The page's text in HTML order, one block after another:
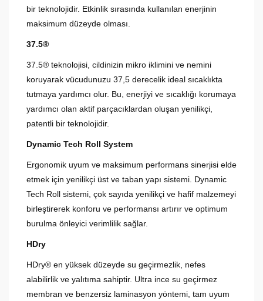
bir teknolojidir. Etkinlik sırasında kullanılan enerjinin
maksimum düzeyde olması.
37.5®
37.5® teknolojisi, cildinizin mikro iklimini ve nemini
koruyarak vücudunuzu 37,5 derecelik ideal sıcaklıkta
tutmaya yardımcı olur. Bu, enerjiyi ve sıcaklığı korumaya
yardımcı olan aktif parçacıklardan oluşan yenilikçi,
patentli bir teknolojidir.
Dynamic Tech Roll System
Ergonomik uyum ve maksimum performans sinerjisi elde
etmek için yenilikçi üst ve taban yapı sistemi. Dynamic
Tech Roll sistemi, çok sayıda yenilikçi ve hafif malzemeyi
birleştirerek konforu ve performansı artırır ve optimum
burulma önleyici verimlilik sağlar.
HDry
HDry® en yüksek düzeyde su geçirmezlik, nefes
alabilirlik ve yalıtıma sahiptir. Ultra ince su geçirmez
membran ve benzersiz laminasyon yöntemi, tam uyum